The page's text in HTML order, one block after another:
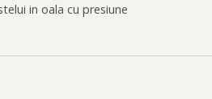
in oala cu presiune